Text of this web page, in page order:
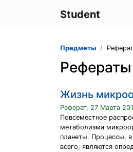
Student
Предметы
Жизнь
Реферат, 27 Марта
Повсеместное
метаболизма
планеты. Процессы,
всего, являются